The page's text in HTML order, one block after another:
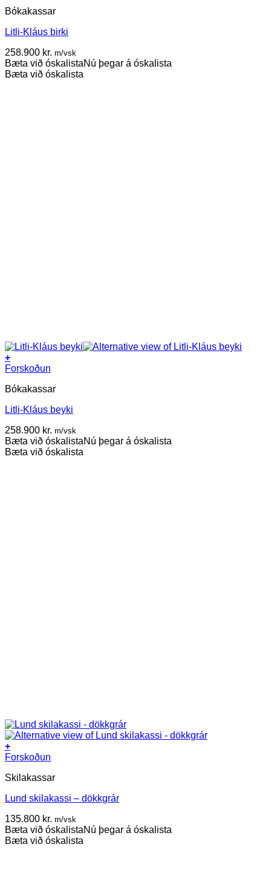
Bókakassar
Litli-Kláus birki
258.900 kr. m/vsk
Bæta við óskalistaNú þegar á óskalista
Bæta við óskalista
+
Forskoðun
Bókakassar
Litli-Kláus beyki
258.900 kr. m/vsk
Bæta við óskalistaNú þegar á óskalista
Bæta við óskalista
+
Forskoðun
Skilakassar
Lund skilakassi – dökkgrár
135.800 kr. m/vsk
Bæta við óskalistaNú þegar á óskalista
Bæta við óskalista